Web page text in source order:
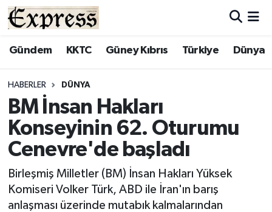
Gündem KKTC Güney Kıbrıs Türkiye Dünya
HABERLER DÜNYA
BM İnsan Hakları
Konseyinin 62. Oturumu
Cenevre'de başladı
Birleşmiş Milletler (BM) İnsan Hakları Yüksek
Komiseri Volker Türk, ABD ile İran'ın barış
anlaşması üzerinde mutabık kalmalarından
ALAYKÖY
BİLİM
ÇATALKÖY
DÜNYA
EĞİTİM
Hava Durumu
Süper Lig Puan Durumu ve Fikstür
Tüm Manşetler
Son Dakika Haberleri
Haber Arşivi